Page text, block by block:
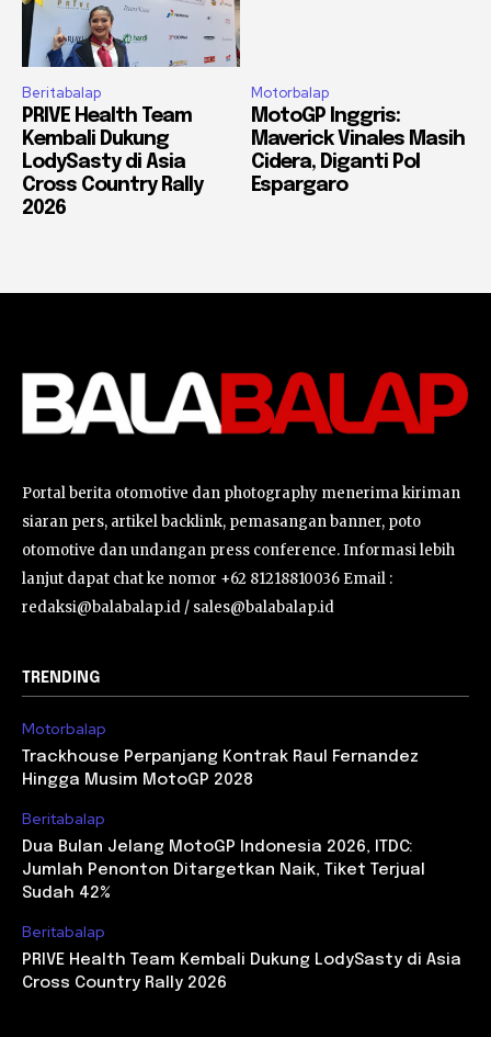
Beritabalap
PRIVE Health Team
Kembali Dukung
LodySasty di Asia
Cross Country Rally
2026
Motorbalap
MotoGP Inggris:
Maverick Vinales Masih
Cidera, Diganti Pol
Espargaro
Portal berita otomotive dan photography menerima kiriman
siaran pers, artikel backlink, pemasangan banner, poto
otomotive dan undangan press conference. Informasi lebih
lanjut dapat chat ke nomor +62 81218810036 Email :
redaksi@balabalap.id / sales@balabalap.id
TRENDING
Motorbalap
Trackhouse Perpanjang Kontrak Raul Fernandez
Hingga Musim MotoGP 2028
Beritabalap
Dua Bulan Jelang MotoGP Indonesia 2026, ITDC:
Jumlah Penonton Ditargetkan Naik, Tiket Terjual
Sudah 42%
Beritabalap
PRIVE Health Team Kembali Dukung LodySasty di Asia
Cross Country Rally 2026